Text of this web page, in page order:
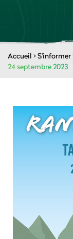
Accueil >S'informer
24 septembre 2023